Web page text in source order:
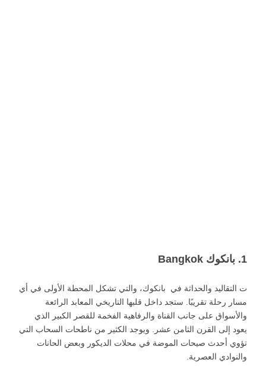
1. بانكوك Bangkok
ت التقاليد والحداثة في بانكوك، والتي تشكل المحطة الأولى في أي
مسار رحلة تقريبًا. ستجد داخل قلبها التاريخي المعابد الرائعة
والأسواق على جانب القناة والرفاهية الفخمة للقصر الكبير الذي
يعود إلى القرن الثامن عشر. ويوجد الكثير من ناطحات السحاب التي
تؤوي أحدث صيحات الموضة في محلات الديكور وبعض الحانات
والنوادي العصرية.